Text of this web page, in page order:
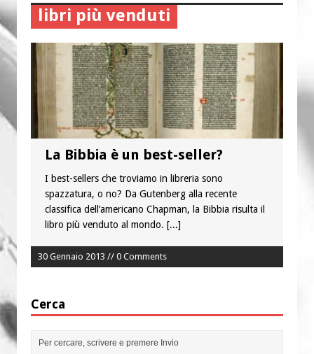
mobilita contro il suicidio assistito
Torna la festa della Madonnina a
Montesilvano: “Tanta la devozione”
Torna la festa di Sant’Andrea:
“Chiediamogli di legarci al bene”
“Chiediamo al Signore di capire ciò che
è buono, giusto e santo per la nostra
vita”
libri più venduti
La Bibbia è un best-seller?
I best-sellers che troviamo in libreria sono
spazzatura, o no? Da Gutenberg alla recente
classifica dell’americano Chapman, la Bibbia risulta il
libro più venduto al mondo. [...]
30 Gennaio 2013 // 0 Comments
Cerca